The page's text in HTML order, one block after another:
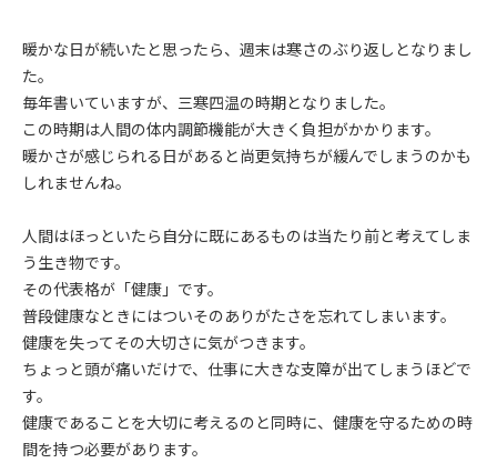
暖かな日が続いたと思ったら、週末は寒さのぶり返しとなりまし
た。
毎年書いていますが、三寒四温の時期となりました。
この時期は人間の体内調節機能が大きく負担がかかります。
暖かさが感じられる日があると尚更気持ちが緩んでしまうのかも
しれませんね。
人間はほっといたら自分に既にあるものは当たり前と考えてしま
う生き物です。
その代表格が「健康」です。
普段健康なときにはついそのありがたさを忘れてしまいます。
健康を失ってその大切さに気がつきます。
ちょっと頭が痛いだけで、仕事に大きな支障が出てしまうほどで
す。
健康であることを大切に考えるのと同時に、健康を守るための時
間を持つ必要があります。